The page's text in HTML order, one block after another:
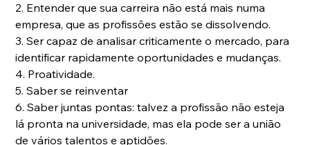
2. Entender que sua carreira não está mais numa
empresa, que as profissões estão se dissolvendo.
3. Ser capaz de analisar criticamente o mercado, para
identificar rapidamente oportunidades e mudanças.
4. Proatividade.
5. Saber se reinventar
6. Saber juntas pontas: talvez a profissão não esteja
lá pronta na universidade, mas ela pode ser a união
de vários talentos e aptidões.